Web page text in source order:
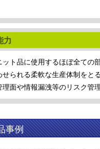
力
ット品に使用するほぼ全ての
られる柔軟な生産体制をと
理面や情報漏洩等のリスク管
事例